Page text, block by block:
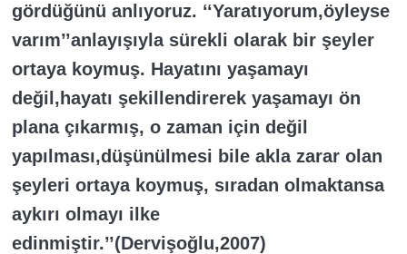
gördüğünü anlıyoruz. ‘‘Yaratıyorum,öyleyse
varım’’anlayışıyla sürekli olarak bir şeyler
ortaya koymuş. Hayatını yaşamayı
değil,hayatı şekillendirerek yaşamayı ön
plana çıkarmış, o zaman için değil
yapılması,düşünülmesi bile akla zarar olan
şeyleri ortaya koymuş, sıradan olmaktansa
aykırı olmayı ilke
edinmiştir.’’(Dervişoğlu,2007)